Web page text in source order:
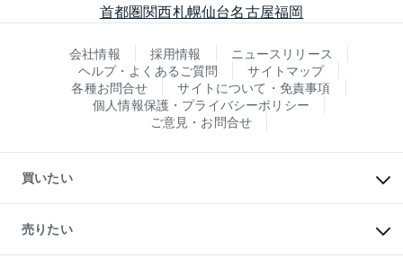
首都圏関西札幌仙台名古屋福岡
会社情報 採用情報
ニュースリリース
ヘルプ・よくあるご質問
サイトマップ
各種お問合せ
サイトについて・免責事項
個人情報保護・プライバシーポリシー
ご意見・お問合せ
買いたい
新築・分譲マンションの購入
中古マンションの購入
一戸建ての購入
売りたい